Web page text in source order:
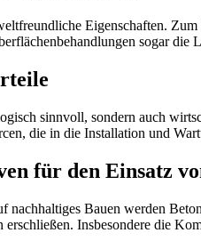
Eigenschaften.
sogar die
sinnvoll, sondern auch
die in die Installation und
für den Einsatz
nachhaltiges Bauen werden
erschließen. Insbesondere die